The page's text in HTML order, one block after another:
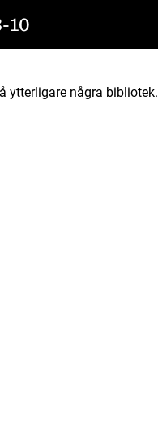
10
ytterligare några bibliotek.